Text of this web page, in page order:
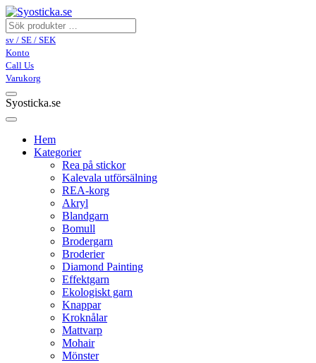
sv / SE / SEK
Konto
Call Us
Varukorg
Syosticka.se
Hem
Kategorier
Rea på stickor
Kalevala utförsälning
REA-korg
Akryl
Blandgarn
Bomull
Brodergarn
Broderier
Diamond Painting
Effektgarn
Ekologiskt garn
Knappar
Kroknålar
Mattvarp
Mohair
Mönster